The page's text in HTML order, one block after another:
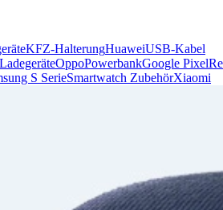
KFZ-HalterungHuaweiUSB-Kabel
OppoPowerbankGoogle Pixel
S SerieSmartwatch ZubehörXiaomi